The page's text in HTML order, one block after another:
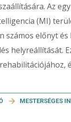
Az
(MI)
számos előnyt
helyreállítását.
MESTERSÉGES